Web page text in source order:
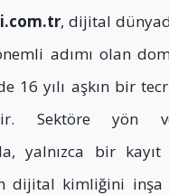
, dijital
adımı olan
16 yılı aşkın bir
Sektöre yön
yalnızca bir kayıt
dijital kimliğini